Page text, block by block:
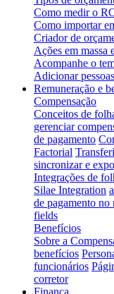
Como medir o
Como importar
Criador de
Ações em massa
Acompanhe o
Adicionar
Remuneração e
Compensação
Conceitos de
gerenciar
de pagamento
Factorial
sincronizar e
Integrações de
Silae Integration
de pagamento
fields
Benefícios
Sobre a
benefícios
funcionários
corretor
Finança